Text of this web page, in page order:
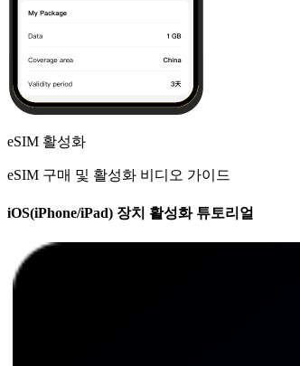
eSIM 활성화
eSIM 구매 및 활성화 비디오 가이드
iOS(iPhone/iPad) 장치 활성화 튜토리얼